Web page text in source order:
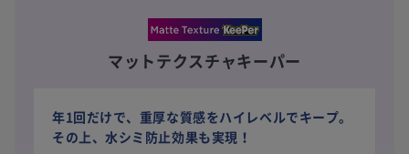
マットテクスチャキーパー
年1回だけで、重厚な質感をハイレベルでキープ。
その上、水シミ防止効果も実現！